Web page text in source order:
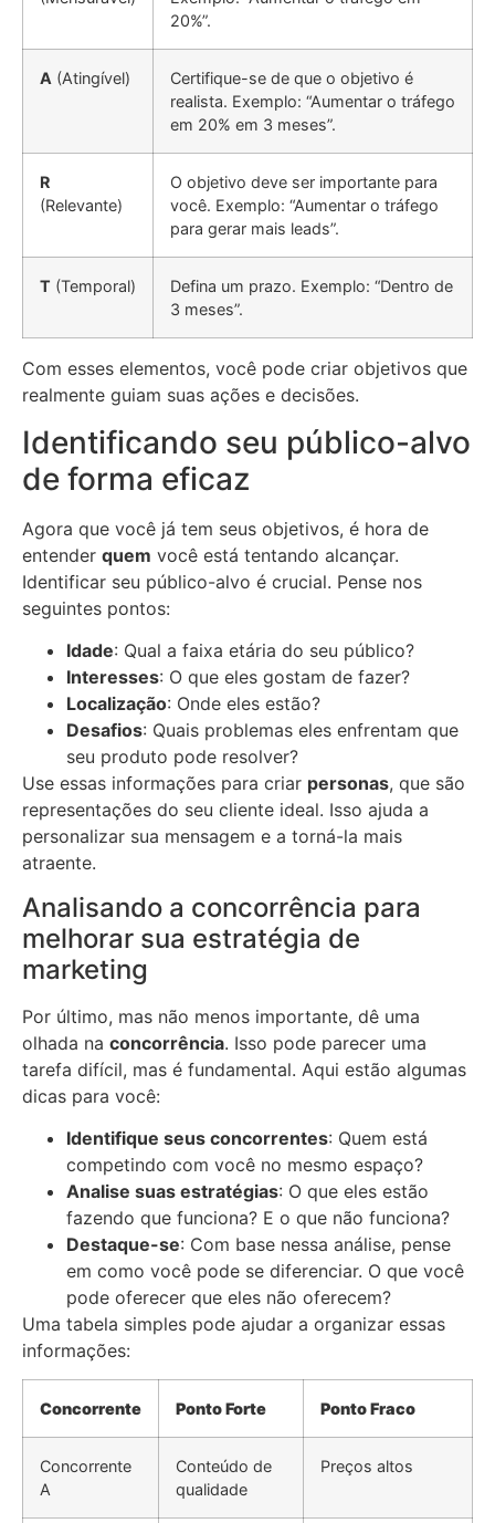
20%”.
A (Atingível)
Certifique-se de que o objetivo é
realista. Exemplo: “Aumentar o tráfego
em 20% em 3 meses”.
R
(Relevante)
O objetivo deve ser importante para
você. Exemplo: “Aumentar o tráfego
para gerar mais leads”.
T (Temporal)
Defina um prazo. Exemplo: “Dentro de
3 meses”.
Com esses elementos, você pode criar objetivos que
realmente guiam suas ações e decisões.
Identificando seu público-alvo
de forma eficaz
Agora que você já tem seus objetivos, é hora de
entender quem você está tentando alcançar.
Identificar seu público-alvo é crucial. Pense nos
seguintes pontos:
Idade: Qual a faixa etária do seu público?
Interesses: O que eles gostam de fazer?
Localização: Onde eles estão?
Desafios: Quais problemas eles enfrentam que
seu produto pode resolver?
Use essas informações para criar personas, que são
representações do seu cliente ideal. Isso ajuda a
personalizar sua mensagem e a torná-la mais
atraente.
Analisando a concorrência para
melhorar sua estratégia de
marketing
Por último, mas não menos importante, dê uma
olhada na concorrência. Isso pode parecer uma
tarefa difícil, mas é fundamental. Aqui estão algumas
dicas para você:
Identifique seus concorrentes: Quem está
competindo com você no mesmo espaço?
Analise suas estratégias: O que eles estão
fazendo que funciona? E o que não funciona?
Destaque-se: Com base nessa análise, pense
em como você pode se diferenciar. O que você
pode oferecer que eles não oferecem?
Uma tabela simples pode ajudar a organizar essas
informações:
Concorrente Ponto Forte Ponto Fraco
Concorrente
A
Conteúdo de
qualidade
Preços altos